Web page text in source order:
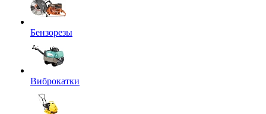
Бензорезы
Виброкатки